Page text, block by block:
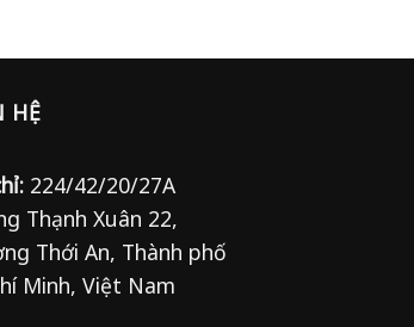
HỆ
224/42/20/27A
Thạnh Xuân 22,
Thới An, Thành phố
Minh, Việt Nam